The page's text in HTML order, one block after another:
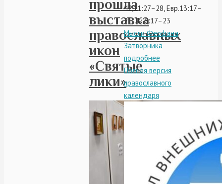
прошла
выставка
православных
икон
«Святые
лики»
42,11:27–28, Евр.13:17–
21, Лк.6:17–23
Мысли Феофана
Затворника
подробнее
Полная версия
православного
календаря